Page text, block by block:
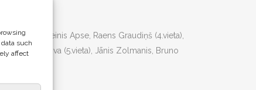
such
affect
Zaiceva, Reinis Apse, Raens Graudiņš (4.vieta),
Žerebcova (5.vieta), Jānis Zolmanis, Bruno